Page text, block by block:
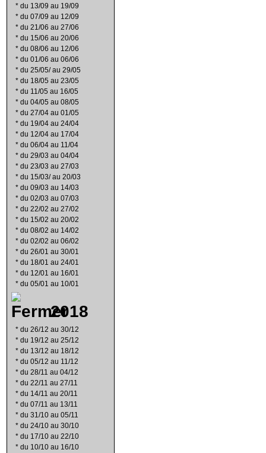
* du 13/09 au 19/09
* du 07/09 au 12/09
* du 21/06 au 27/06
* du 15/06 au 20/06
* du 08/06 au 12/06
* du 01/06 au 06/06
* du 25/05/ au 29/05
* du 18/05 au 23/05
* du 11/05 au 16/05
* du 04/05 au 08/05
* du 27/04 au 01/05
* du 19/04 au 24/04
* du 12/04 au 17/04
* du 06/04 au 11/04
* du 29/03 au 04/04
* du 23/03 au 27/03
* du 15/03/ au 20/03
* du 09/03 au 14/03
* du 02/03 au 07/03
* du 22/02 au 27/02
* du 15/02 au 20/02
* du 08/02 au 14/02
* du 02/02 au 06/02
* du 26/01 au 30/01
* du 18/01 au 24/01
* du 12/01 au 16/01
* du 05/01 au 10/01
2018
* du 26/12 au 30/12
* du 19/12 au 25/12
* du 13/12 au 18/12
* du 05/12 au 11/12
* du 28/11 au 04/12
* du 22/11 au 27/11
* du 14/11 au 20/11
* du 07/11 au 13/11
* du 31/10 au 05/11
* du 24/10 au 30/10
* du 17/10 au 22/10
* du 10/10 au 16/10